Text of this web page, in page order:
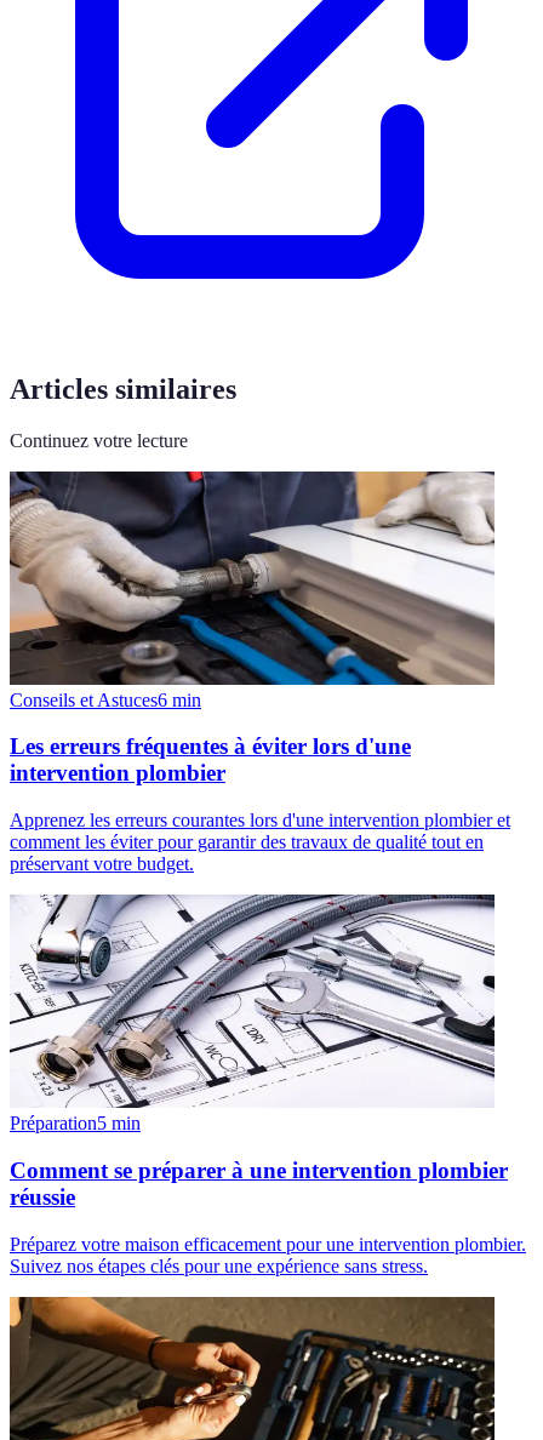
Articles similaires
Continuez votre lecture
Conseils et Astuces6 min
Les erreurs fréquentes à éviter lors d'une
intervention plombier
Apprenez les erreurs courantes lors d'une intervention plombier et
comment les éviter pour garantir des travaux de qualité tout en
préservant votre budget.
Préparation5 min
Comment se préparer à une intervention plombier
réussie
Préparez votre maison efficacement pour une intervention plombier.
Suivez nos étapes clés pour une expérience sans stress.